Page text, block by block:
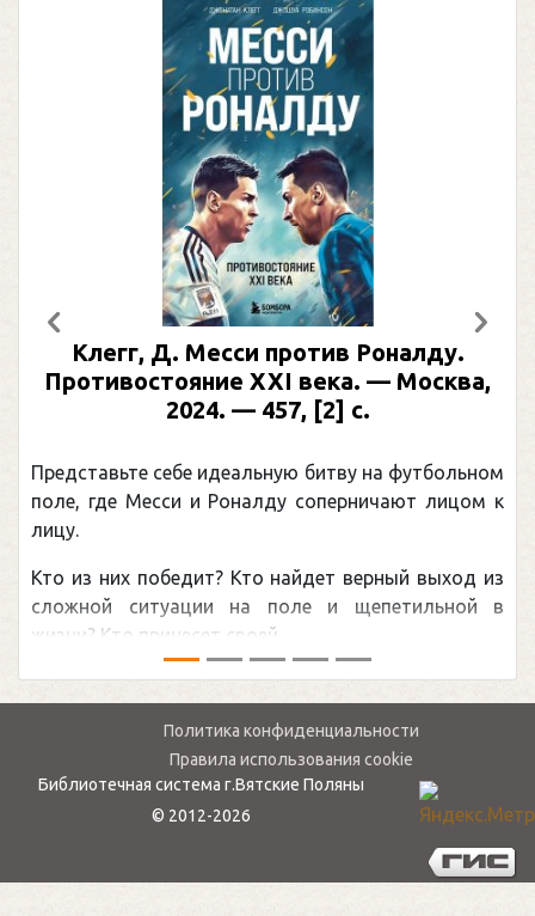
Клегг, Д. Месси против Роналду.
Противостояние XXI века. — Москва,
2024. — 457, [2] с.
Представьте себе идеальную битву на футбольном
поле, где Месси и Роналду соперничают лицом к
лицу.
Кто из них победит? Кто найдет верный выход из
сложной ситуации на поле и щепетильной в
жизни? Кто принесет своей ...
Предыдущий
Политика конфиденциальности
Правила использования cookie
Библиотечная система г.Вятские Поляны
© 2012-2026